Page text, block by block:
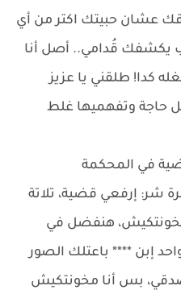
عشان حبيتك اكتر من أي
يكشفك قُدامي.. أصل أنا
كدا! طلقني يا عزيز
حاجة وتفهميها غلط
في المحكمة
شر: إرفعي قضية، تلاتة
هنفضل في
إبن **** باعتلك الصور
بس أنا مخونتكيش